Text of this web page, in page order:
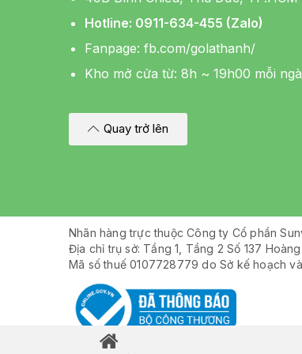
Hotline: 0911-634-455 (Zalo)
Fanpage: fb.com/golathanh/
Kho mở cửa từ: 8h ~ 19h00 mỗi
Quay trở lên
Nhãn hàng trực thuộc Công ty Cổ phần
Địa chỉ trụ sở: Tầng 1, Tầng 2 Số 137
Mã số thuế 0107728779 do Sở kế hoạch